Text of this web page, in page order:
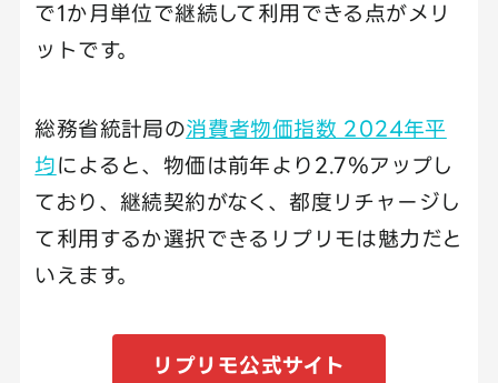
で1か月単位で継続して利用できる点がメリ
ットです。
総務省統計局の消費者物価指数 2024年平
均によると、物価は前年より2.7％アップし
ており、継続契約がなく、都度リチャージし
て利用するか選択できるリプリモは魅力だと
いえます。
リプリモ公式サイト